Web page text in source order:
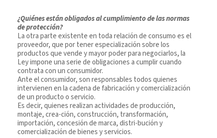
¿Quiénes están obligados al cumplimiento de las normas
de protección?
La otra parte existente en toda relación de consumo es el
proveedor, que por tener especialización sobre los
productos que vende y mayor poder para negociarlos, la
Ley impone una serie de obligaciones a cumplir cuando
contrata con un consumidor.
Ante el consumidor, son responsables todos quienes
intervienen en la cadena de fabricación y comercialización
de un producto o servicio.
Es decir, quienes realizan actividades de producción,
montaje, crea-ción, construcción, transformación,
importación, concesión de marca, distri-bución y
comercialización de bienes y servicios.